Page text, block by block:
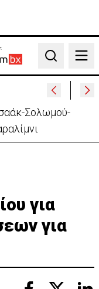
Search
σε ισχύ η
για
για